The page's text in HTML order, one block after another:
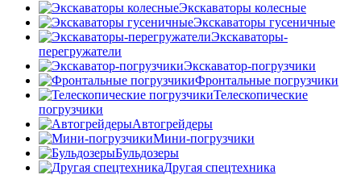
Экскаваторы колесные
Экскаваторы гусеничные
Экскаваторы-
перегружатели
Экскаватор-погрузчики
Фронтальные погрузчики
Телескопические
погрузчики
Автогрейдеры
Мини-погрузчики
Бульдозеры
Другая спецтехника